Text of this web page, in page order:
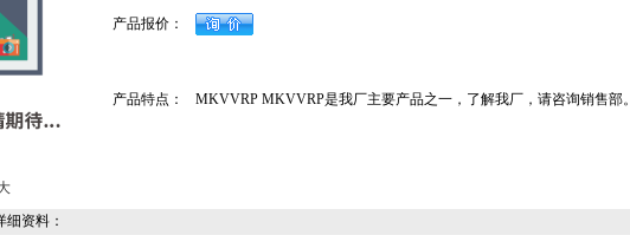
产品报价：
产品特点： MKVVRP MKVVRP是我厂主要产品之一，了解我厂，请咨询销售部。
细资料：